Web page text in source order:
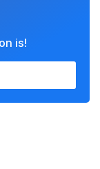
is!